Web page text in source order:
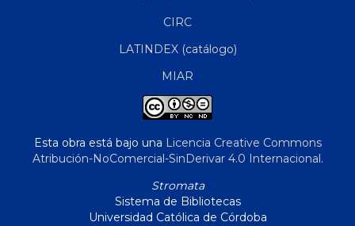
CIRC
LATINDEX (catálogo)
MIAR
Esta obra está bajo una Licencia Creative Commons
Atribución-NoComercial-SinDerivar 4.0 Internacional.
Stromata
Sistema de Bibliotecas
Universidad Católica de Córdoba